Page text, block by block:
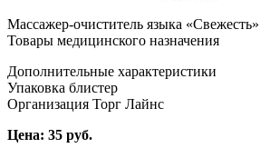
Массажер-очиститель языка «Свежесть»
Товары медицинского назначения
Дополнительные характеристики
Упаковка блистер
Организация Торг Лайнс
Цена: 35 руб.